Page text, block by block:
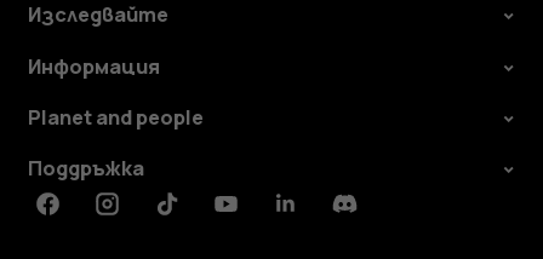
Изследвайте
Информация
Planet and people
Поддръжка
FacebookInstagramTiktokYoutubeLinkedinDiscord